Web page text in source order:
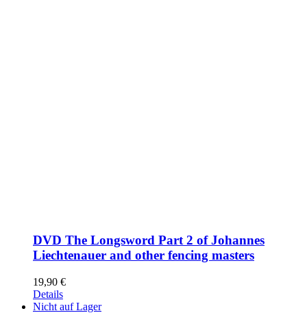
DVD The Longsword Part 2 of Johannes
Liechtenauer and other fencing masters
19,90 €
Details
Nicht auf Lager